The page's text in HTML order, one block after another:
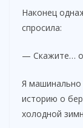
Наконец
спросила:
— Скажите…
Я машинально
историю о
холодной